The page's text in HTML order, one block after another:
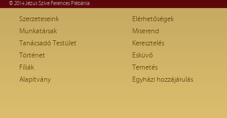
© 2014 Jézus Szíve Ferences Plébánia
Szerzeteseink
Munkatársak
Tanácsadó Testület
Történet
Fíliák
Alapítvány
Elérhetőségek
Miserend
Keresztelés
Esküvő
Temetés
Egyházi hozzájárulás